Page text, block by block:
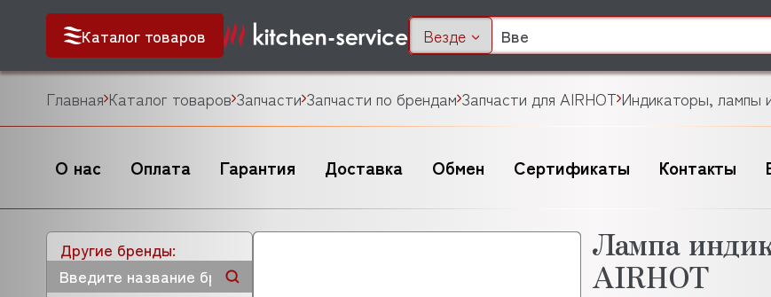
Каталог товаров Везде
Главная Каталог товаров Запчасти Запчасти по брендам Запчасти для AIRHOT Индикаторы, лампы
О нас Оплата Гарантия Доставка Обмен Сертификаты Контакты
Другие бренды:
Лампа
AIRHOT